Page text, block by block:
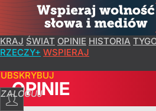
KRAJ ŚWIAT OPINIE HISTORIA
RZECZY+ WSPIERAJ
ZALOGUJ
OPINIE